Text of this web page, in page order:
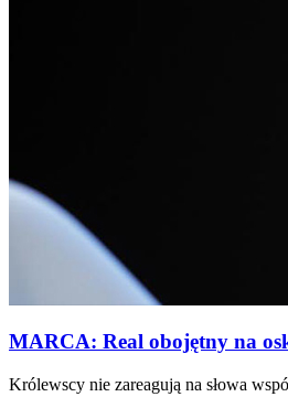
MARCA: Real obojętny na
Królewscy nie zareagują na słowa